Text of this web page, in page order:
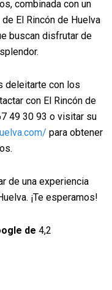
combinada con un
El Rincón de Huelva
buscan disfrutar de
deleitarte con los
con El Rincón de
49 30 93 o visitar su
para obtener
de una experiencia
¡Te esperamos!
de 4,2